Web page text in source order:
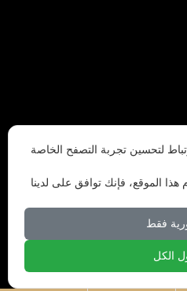
منطقة يونغنيان، مدينة
لتحسين تجربة التصفح الخاصة
الموقع، فإنك توافق على لدينا
فقط
الكل